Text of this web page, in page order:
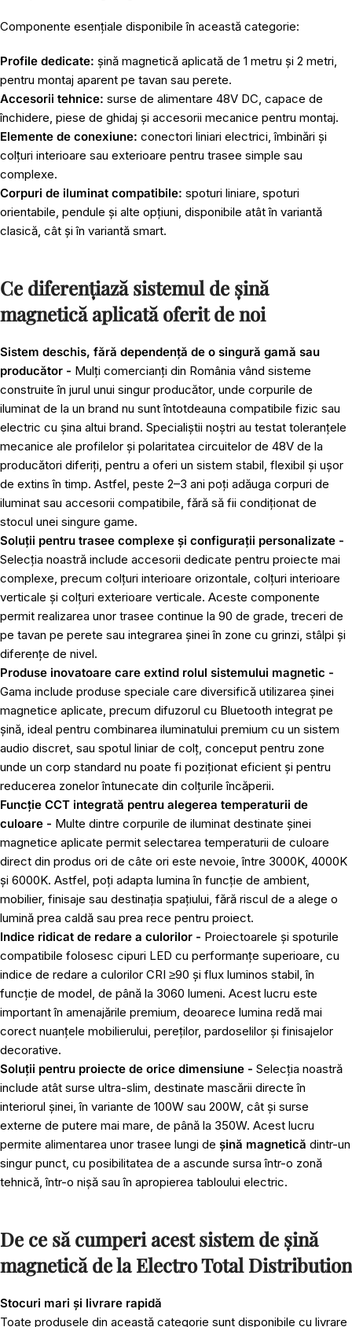
Componente esențiale disponibile în această categorie:
Profile dedicate: șină magnetică aplicată de 1 metru și 2 metri,
pentru montaj aparent pe tavan sau perete.
Accesorii tehnice: surse de alimentare 48V DC, capace de
închidere, piese de ghidaj și accesorii mecanice pentru montaj.
Elemente de conexiune: conectori liniari electrici, îmbinări și
colțuri interioare sau exterioare pentru trasee simple sau
complexe.
Corpuri de iluminat compatibile: spoturi liniare, spoturi
orientabile, pendule și alte opțiuni, disponibile atât în variantă
clasică, cât și în variantă smart.
Ce diferențiază sistemul de șină
magnetică aplicată oferit de noi
Sistem deschis, fără dependență de o singură gamă sau
producător - Mulți comercianți din România vând sisteme
construite în jurul unui singur producător, unde corpurile de
iluminat de la un brand nu sunt întotdeauna compatibile fizic sau
electric cu șina altui brand. Specialiștii noștri au testat toleranțele
mecanice ale profilelor și polaritatea circuitelor de 48V de la
producători diferiți, pentru a oferi un sistem stabil, flexibil și ușor
de extins în timp. Astfel, peste 2–3 ani poți adăuga corpuri de
iluminat sau accesorii compatibile, fără să fii condiționat de
stocul unei singure game.
Soluții pentru trasee complexe și configurații personalizate -
Selecția noastră include accesorii dedicate pentru proiecte mai
complexe, precum colțuri interioare orizontale, colțuri interioare
verticale și colțuri exterioare verticale. Aceste componente
permit realizarea unor trasee continue la 90 de grade, treceri de
pe tavan pe perete sau integrarea șinei în zone cu grinzi, stâlpi și
diferențe de nivel.
Produse inovatoare care extind rolul sistemului magnetic -
Gama include produse speciale care diversifică utilizarea șinei
magnetice aplicate, precum difuzorul cu Bluetooth integrat pe
șină, ideal pentru combinarea iluminatului premium cu un sistem
audio discret, sau spotul liniar de colț, conceput pentru zone
unde un corp standard nu poate fi poziționat eficient și pentru
reducerea zonelor întunecate din colțurile încăperii.
Funcție CCT integrată pentru alegerea temperaturii de
culoare - Multe dintre corpurile de iluminat destinate șinei
magnetice aplicate permit selectarea temperaturii de culoare
direct din produs ori de câte ori este nevoie, între 3000K, 4000K
și 6000K. Astfel, poți adapta lumina în funcție de ambient,
mobilier, finisaje sau destinația spațiului, fără riscul de a alege o
lumină prea caldă sau prea rece pentru proiect.
Indice ridicat de redare a culorilor - Proiectoarele și spoturile
compatibile folosesc cipuri LED cu performanțe superioare, cu
indice de redare a culorilor CRI ≥90 și flux luminos stabil, în
funcție de model, de până la 3060 lumeni. Acest lucru este
important în amenajările premium, deoarece lumina redă mai
corect nuanțele mobilierului, pereților, pardoselilor și finisajelor
decorative.
Soluții pentru proiecte de orice dimensiune - Selecția noastră
include atât surse ultra-slim, destinate mascării directe în
interiorul șinei, în variante de 100W sau 200W, cât și surse
externe de putere mai mare, de până la 350W. Acest lucru
permite alimentarea unor trasee lungi de șină magnetică dintr-un
singur punct, cu posibilitatea de a ascunde sursa într-o zonă
tehnică, într-o nișă sau în apropierea tabloului electric.
De ce să cumperi acest sistem de șină
magnetică de la Electro Total Distribution
Stocuri mari și livrare rapidă
Toate produsele din această categorie sunt disponibile cu livrare